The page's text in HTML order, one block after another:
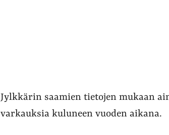
Jylkkärin saamien tietojen mukaan
varkauksia kuluneen vuoden aikana.